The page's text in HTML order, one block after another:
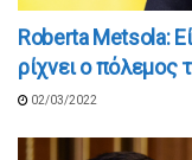
Roberta Metsola:
ρίχνει ο πόλεμος
02/03/2022